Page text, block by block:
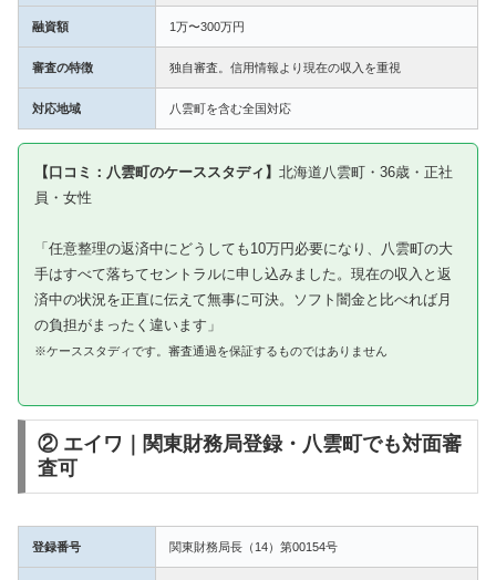
融資額 1万〜300万円
審査の特徴 独自審査。信用情報より現在の収入を重視
対応地域 八雲町を含む全国対応
【口コミ：八雲町のケーススタディ】 北海道八雲町・36歳・正社
員・女性
「任意整理の返済中にどうしても10万円必要になり、八雲町の大
手はすべて落ちてセントラルに申し込みました。現在の収入と返
済中の状況を正直に伝えて無事に可決。ソフト闇金と比べれば月
の負担がまったく違います」
※ケーススタディです。審査通過を保証するものではありません
② エイワ｜関東財務局登録・八雲町でも対面審
査可
登録番号 関東財務局長（14）第00154号